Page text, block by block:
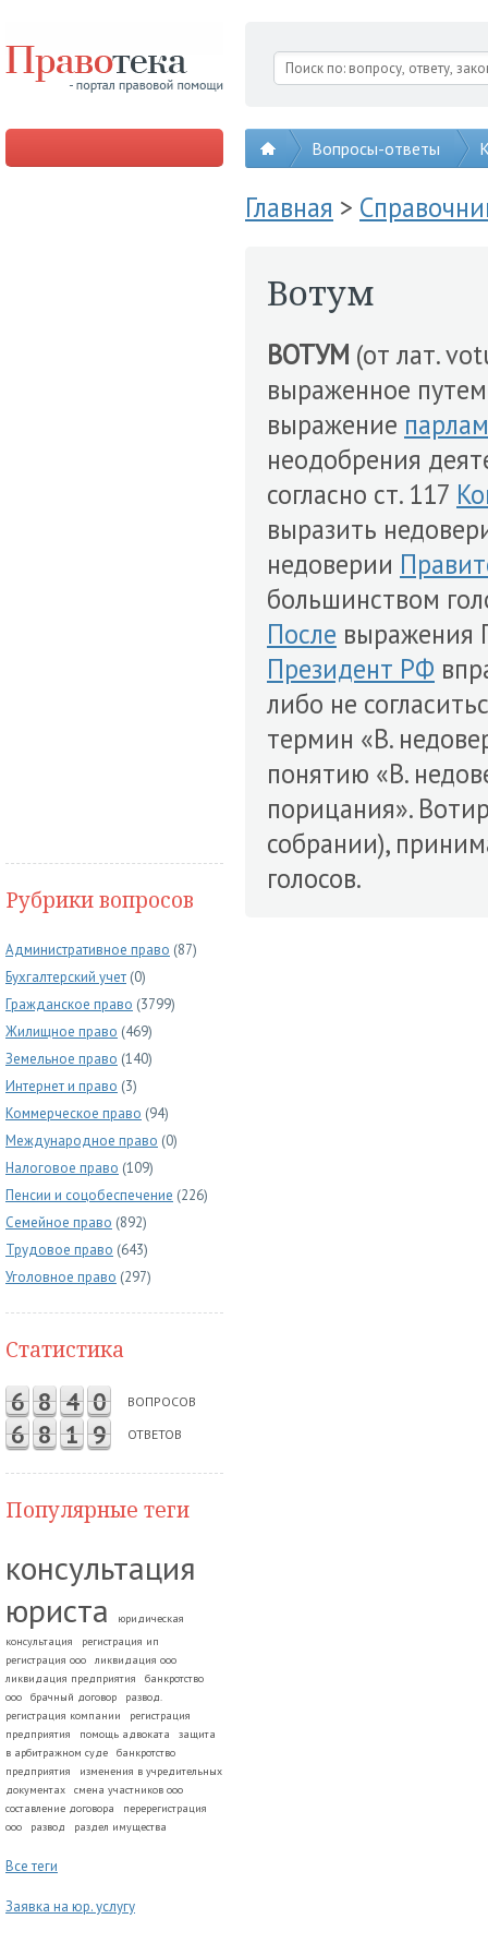
Вопросы-ответы
Рубрики вопросов
Административное право (87)
Бухгалтерский учет (0)
Гражданское право (3799)
Жилищное право (469)
Земельное право (140)
Интернет и право (3)
Коммерческое право (94)
Международное право (0)
Налоговое право (109)
Пенсии и соцобеспечение (226)
Семейное право (892)
Трудовое право (643)
Уголовное право (297)
Статистика
6 8 4 0 ВОПРОСОВ
6 8 1 9 ОТВЕТОВ
Популярные теги
консультация
юриста
юридическая
консультация
регистрация ип
регистрация ооо
ликвидация ооо
ликвидация предприятия
банкротство
ооо
брачный договор
развод.
регистрация компании
регистрация
предприятия
помощь адвоката
защита
в арбитражном суде
банкротство
предприятия
изменения в учредительных
документах
смена участников ооо
составление договора
перерегистрация
ооо
развод раздел имущества
Все теги
Заявка на юр. услугу
Главная >
Вотум
ВОТУМ (от лат.
выраженное
выражение
неодобрения
согласно ст. 117
выразить
недоверии
большинством
После выражения
Президент РФ
либо не
термин «В.
понятию «В.
порицания».
собрании),
голосов.